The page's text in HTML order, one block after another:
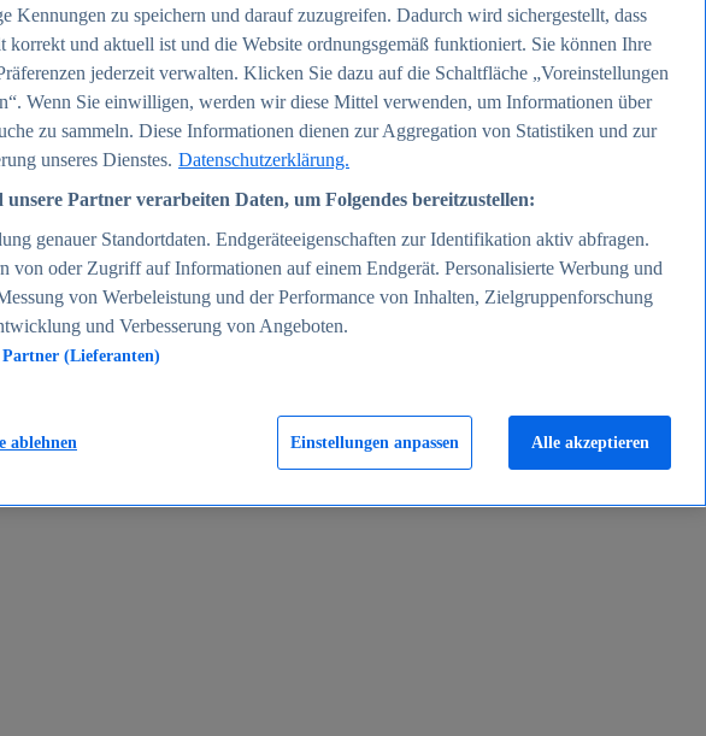
2025
2025
2024
in Deutschland 2005-2025
Kennungen zu speichern und darauf zuzugreifen. Dadurch wird sichergestellt, dass
korrekt und aktuell ist und die Website ordnungsgemäß funktioniert. Sie können Ihre
jederzeit verwalten. Klicken Sie dazu auf die Schaltfläche „Voreinstellungen
Wenn Sie einwilligen, werden wir diese Mittel verwenden, um Informationen über
zu sammeln. Diese Informationen dienen zur Aggregation von Statistiken und zur
unseres Dienstes. Datenschutzerklärung.
Partner verarbeiten Daten, um Folgendes bereitzustellen:
genauer Standortdaten. Endgeräteeigenschaften zur Identifikation aktiv abfragen.
von oder Zugriff auf Informationen auf einem Endgerät. Personalisierte Werbung und
von Werbeleistung und der Performance von Inhalten, Zielgruppenforschung
und Verbesserung von Angeboten.
(Lieferanten)
Einstellungen anpassen
ablehnen Alle akzeptieren